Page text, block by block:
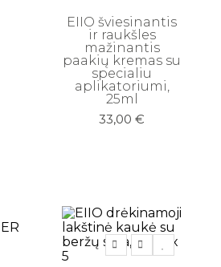
EIIO šviesinantis
ir raukšles
mažinantis
paakių kremas su
specialiu
aplikatoriumi,
25ml
33,00€